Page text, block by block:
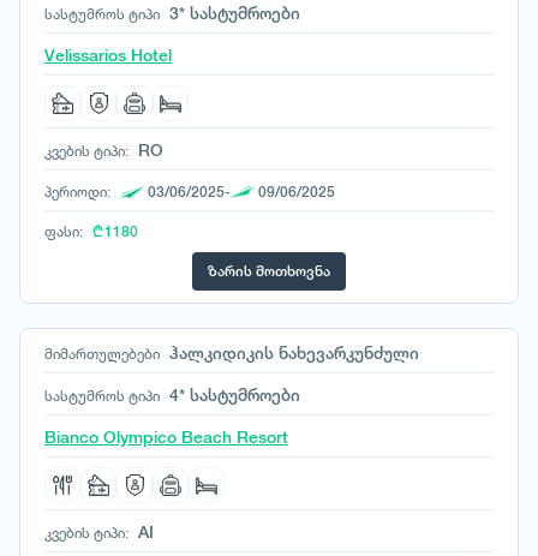
კვიპროსი
კუბა
ლატვია
ლიეტუვა
მალდივები
მალტა
მაროკო
მექსიკა
ნეპალი
ნიდერლანდები
ნორვეგია
პაკისტანი
პერუ
პორტუგალია
სასტუმროს ტიპი 3* სასტუმროები
Velissarios Hotel
კვების ტიპი: RO
პერიოდი: 03/06/2025- 09/06/2025
ფასი: ₾ 1180
ზარის მოთხოვნა
მიმართულებები ჰალკიდიკის ნახევარკუნძული
სასტუმროს ტიპი 4* სასტუმროები
Bianco Olympico Beach Resort
კვების ტიპი: AI